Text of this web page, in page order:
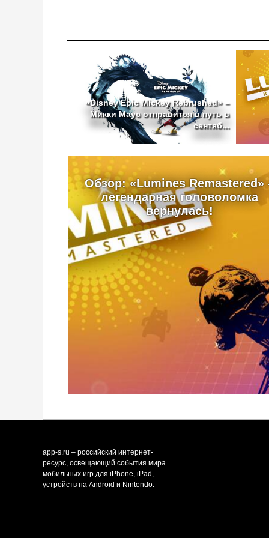
«Disney Epic Mickey Rebrushed» –
Микки Маус отправится в путь в
сентяб...
Обзор: «Lumines Remastered»
легендарная головоломка
вернулась!
app-s.ru – российский интернет-
ресурс, освещающий события мира
мобильных игр для iPhone, iPad,
устройств на Android и Nintendo.